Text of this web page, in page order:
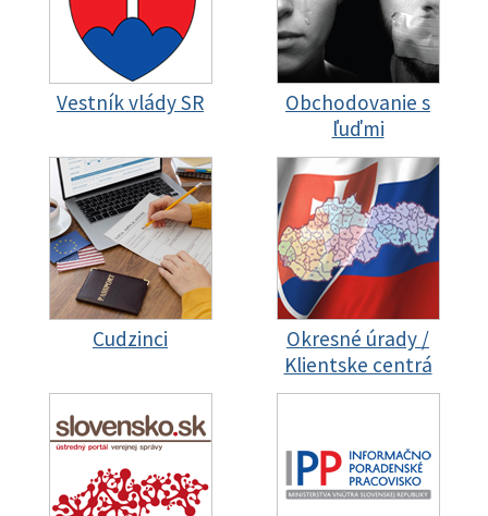
Vestník vlády SR
Obchodovanie s
ľuďmi
Cudzinci
Okresné úrady /
Klientske centrá